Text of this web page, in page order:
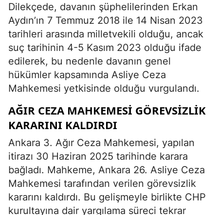
Dilekçede, davanın şüphelilerinden Erkan
Aydın’ın 7 Temmuz 2018 ile 14 Nisan 2023
tarihleri arasında milletvekili olduğu, ancak
suç tarihinin 4-5 Kasım 2023 olduğu ifade
edilerek, bu nedenle davanın genel
hükümler kapsamında Asliye Ceza
Mahkemesi yetkisinde olduğu vurgulandı.
AĞIR CEZA MAHKEMESI GÖREVSIZLIK
KARARINI KALDIRDI
Ankara 3. Ağır Ceza Mahkemesi, yapılan
itirazı 30 Haziran 2025 tarihinde karara
bağladı. Mahkeme, Ankara 26. Asliye Ceza
Mahkemesi tarafından verilen görevsizlik
kararını kaldırdı. Bu gelişmeyle birlikte CHP
kurultayına dair yargılama süreci tekrar